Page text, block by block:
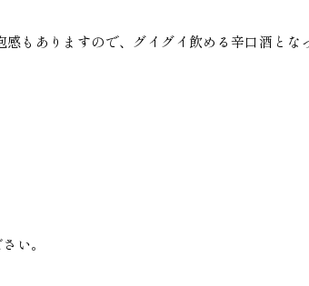
もありますので、グイグイ飲める辛口酒とな
い。